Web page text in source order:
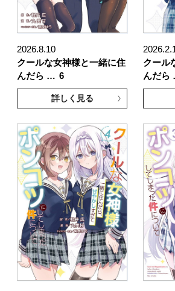
2026.8.10
クールな女神様と一緒に住
んだら … 6
詳しく見る
クール
んだら